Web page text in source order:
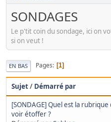
SONDAGES
Le p'tit coin du sondage, ici on
si on veut !
EN BAS Pages 1
Sujet/ Démarré par
[SONDAGE] Quel est la
voir étoffer ?